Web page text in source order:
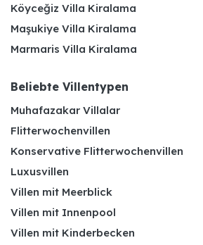
Köyceğiz Villa Kiralama
Maşukiye Villa Kiralama
Marmaris Villa Kiralama
Beliebte Villentypen
Muhafazakar Villalar
Flitterwochenvillen
Konservative Flitterwochenvillen
Luxusvillen
Villen mit Meerblick
Villen mit Innenpool
Villen mit Kinderbecken